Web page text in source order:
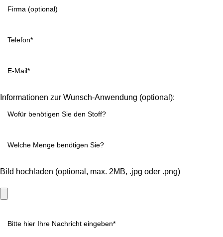
Informationen zur Wunsch-Anwendung (optional):
Bild hochladen (optional, max. 2MB, .jpg oder .png)